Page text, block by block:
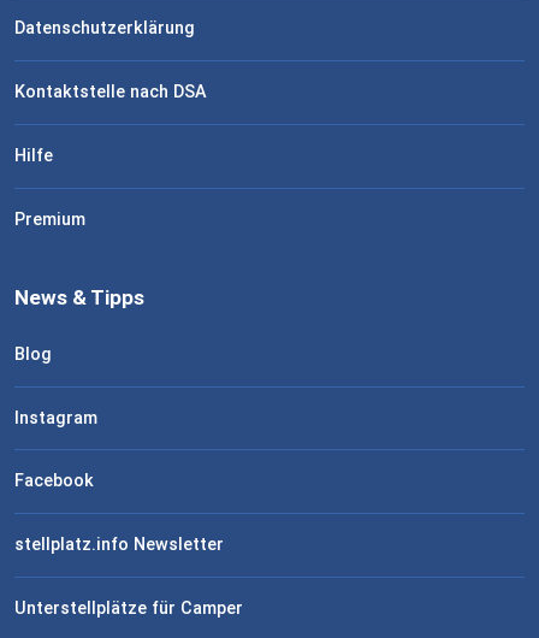
Datenschutzerklärung
Kontaktstelle nach DSA
Hilfe
Premium
News & Tipps
Blog
Instagram
Facebook
stellplatz.info Newsletter
Unterstellplätze für Camper